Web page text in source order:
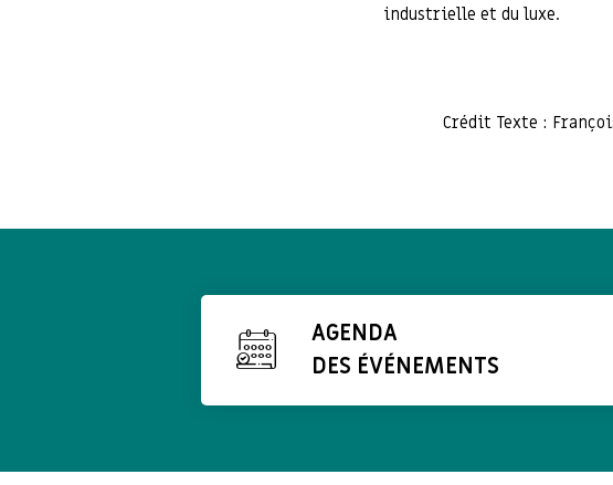
industrielle et du luxe.
Crédit Texte :
AGENDA
DES ÉVÉNEMENTS